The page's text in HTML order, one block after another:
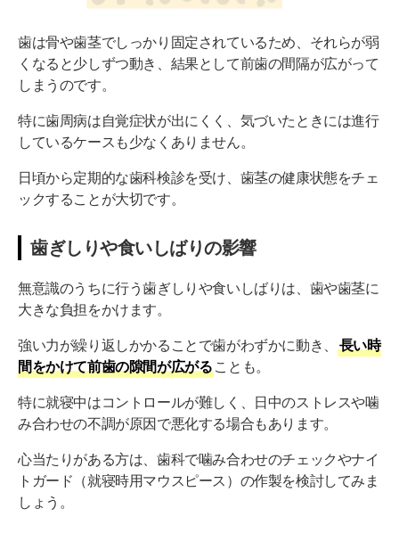
歯は骨や歯茎でしっかり固定されているため、それらが弱
くなると少しずつ動き、結果として前歯の間隔が広がって
しまうのです。
特に歯周病は自覚症状が出にくく、気づいたときには進行
しているケースも少なくありません。
日頃から定期的な歯科検診を受け、歯茎の健康状態をチェ
ックすることが大切です。
歯ぎしりや食いしばりの影響
無意識のうちに行う歯ぎしりや食いしばりは、歯や歯茎に
大きな負担をかけます。
強い力が繰り返しかかることで歯がわずかに動き、
長い時
間をかけて前歯の隙間が広がる ことも。
特に就寝中はコントロールが難しく、日中のストレスや噛
み合わせの不調が原因で悪化する場合もあります。
心当たりがある方は、歯科で噛み合わせのチェックやナイ
トガード（就寝時用マウスピース）の作製を検討してみま
しょう。